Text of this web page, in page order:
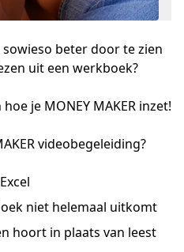
beter door te zien
uit een werkboek?
je MONEY MAKER inzet!
videobegeleiding?
niet helemaal uitkomt
hoort in plaats van leest